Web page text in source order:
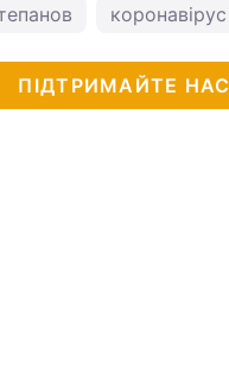
коронавірус
ПІДТРИМАЙТЕ НАС